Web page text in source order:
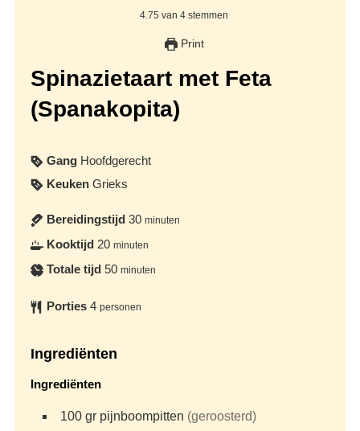
4.75 van 4 stemmen
Print
Spinazietaart met Feta
(Spanakopita)
Gang Hoofdgerecht
Keuken Grieks
Bereidingstijd 30 minuten
Kooktijd 20 minuten
Totale tijd 50 minuten
Porties 4 personen
Ingrediënten
Ingrediënten
100 gr pijnboompitten (geroosterd)